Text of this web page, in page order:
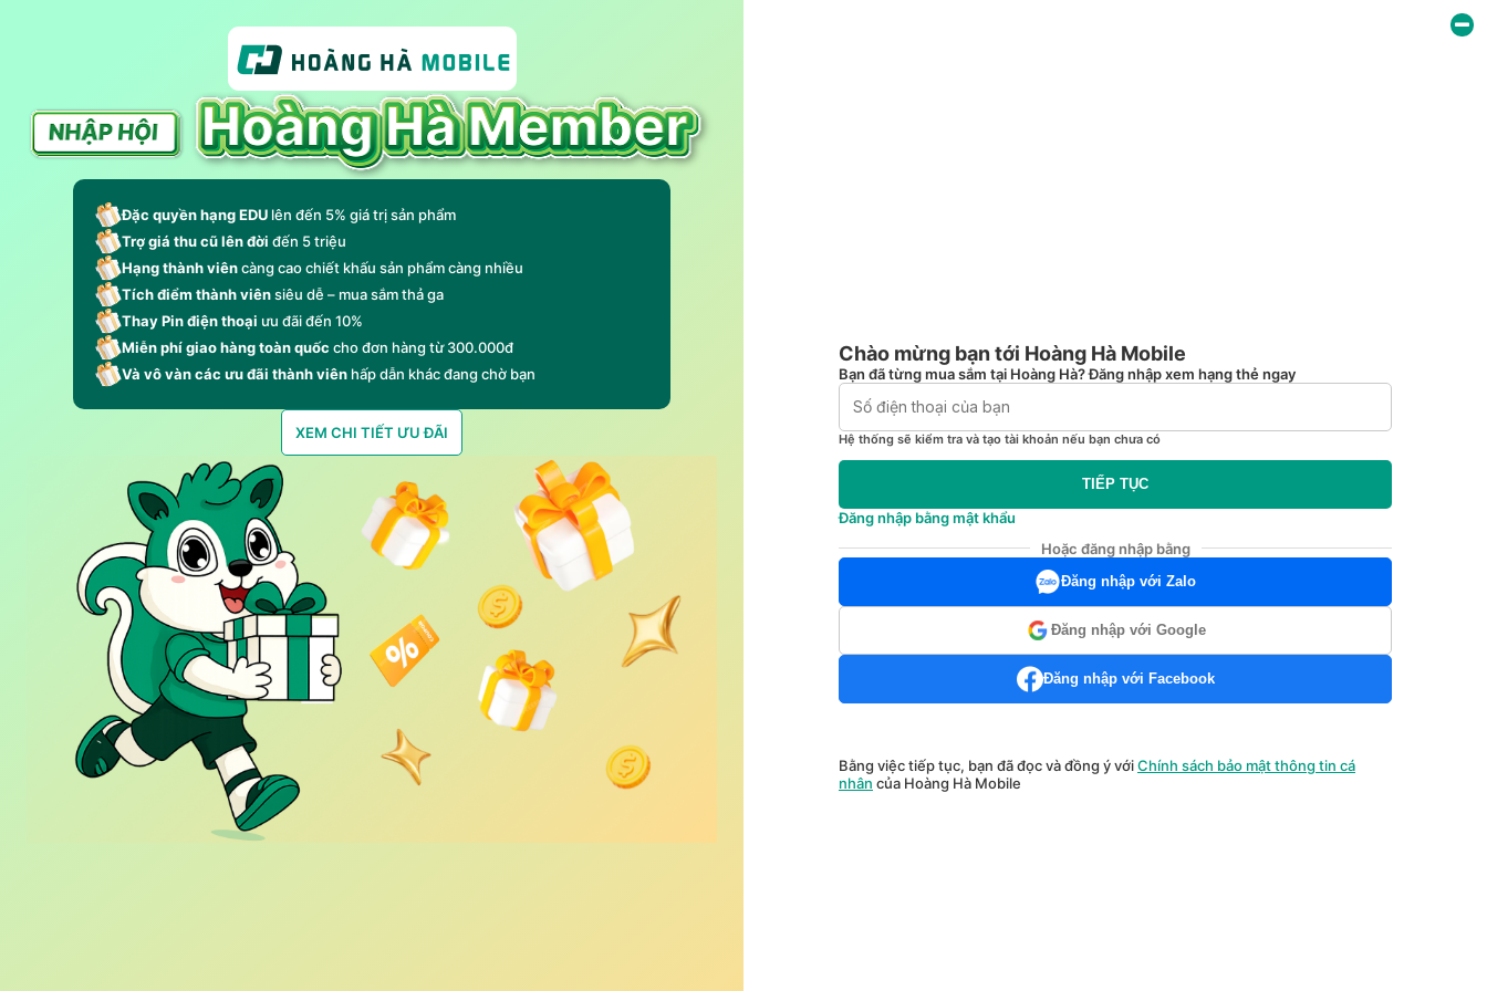
Đặc quyền hạng EDU lên đến 5% giá trị sản phẩm
Trợ giá thu cũ lên đời đến 5 triệu
Hạng thành viêncàng cao chiết khấu sản phẩm càng nhiều
Tích điểm thành viênsiêu dễ – mua sắm thả ga
Thay Pin điện thoại ưu đãi đến 10%
Miễn phí giao hàng toàn quốccho đơn hàng từ 300.000đ
Và vô vàn các ưu đãi thành viên hấp dẫn khác đang chờ bạn
XEM CHI TIẾT ƯU ĐÃI
Chào mừng bạn tới Hoàng Hà Mobile
Bạn đã từng mua sắm tại Hoàng Hà? Đăng nhập xem hạng thẻ ngay
Hệ thống sẽ kiểm tra và tạo tài khoản nếu bạn chưa có
TIẾP TỤC
Đăng nhập bằng mật khẩu
Hoặc đăng nhập bằng
Đăng nhập với Zalo
Đăng nhập với Google
Đăng nhập với Facebook
Bằng việc tiếp tục, bạn đã đọc và đồng ý vớiChính sách bảo mật thông tin cá
nhân của Hoàng Hà Mobile